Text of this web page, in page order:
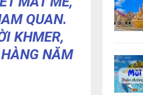
QUAN.
KHMER,
NĂM